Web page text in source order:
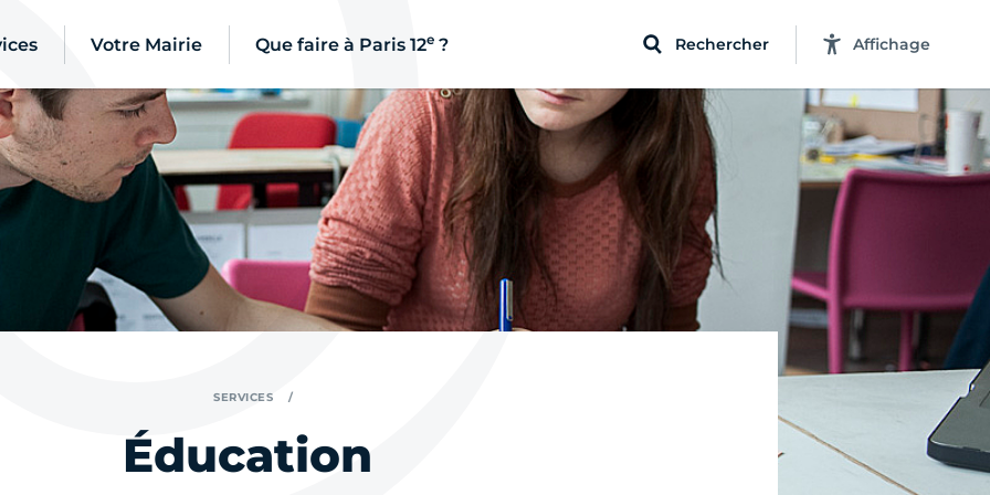
Votre Mairie Que faire à Paris 12e ? Rechercher Affichage
SERVICES
Éducation